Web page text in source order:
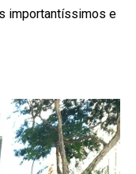
importantíssimos e